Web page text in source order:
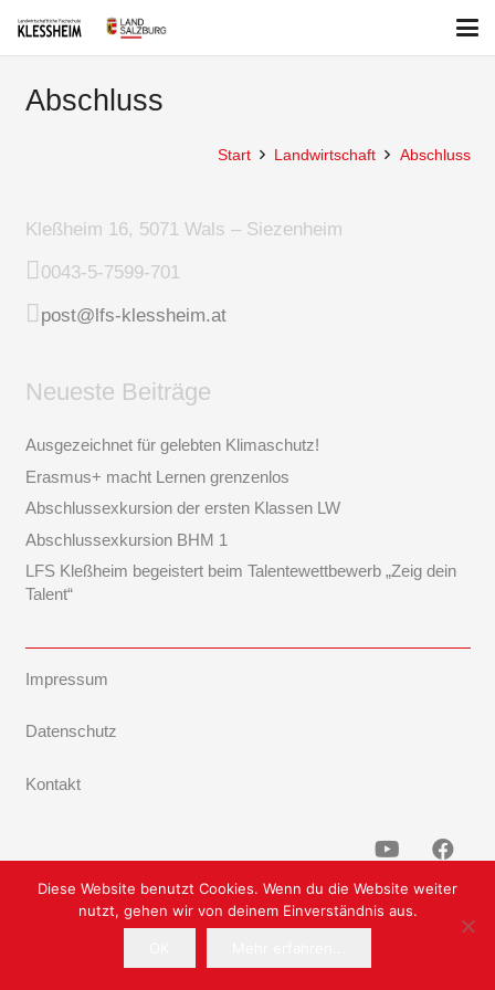
Abschluss
Start Landwirtschaft Abschluss
Kleßheim 16, 5071 Wals – Siezenheim
0043-5-7599-701
post@lfs-klessheim.at
Neueste Beiträge
Ausgezeichnet für gelebten Klimaschutz!
Erasmus+ macht Lernen grenzenlos
Abschlussexkursion der ersten Klassen LW
Abschlussexkursion BHM 1
LFS Kleßheim begeistert beim Talentewettbewerb „Zeig dein
Talent“
Impressum
Datenschutz
Kontakt
Diese Website benutzt Cookies. Wenn du die Website weiter
nutzt, gehen wir von deinem Einverständnis aus.